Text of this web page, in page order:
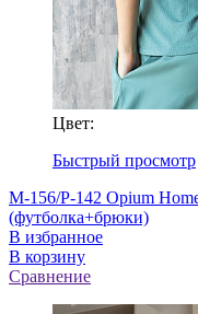
Цвет:
Быстрый просмотр
M-156/P-142 Opium
(футболка+брюки)
В избранное
В корзину
Сравнение